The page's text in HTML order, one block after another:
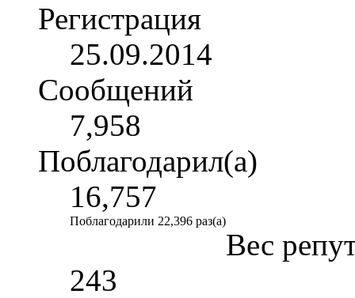
Регистрация
25.09.2014
Сообщений
7,958
Поблагодарил(а)
16,757
Поблагодарили 22,396 раз(а)
Вес
243